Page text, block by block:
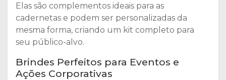
Elas são complementos ideais para as
cadernetas e podem ser personalizadas da
mesma forma, criando um kit completo para
seu público-alvo.
Brindes Perfeitos para Eventos e
Ações Corporativas